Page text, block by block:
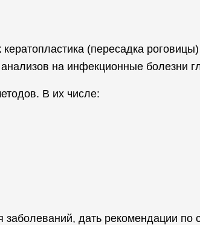
(пересадка
на инфекционные болезни
В их числе:
дать рекомендации